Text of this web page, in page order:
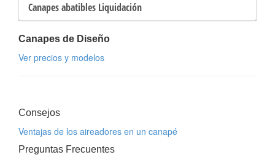
Canapes abatibles Liquidación
Canapes de Diseño
Ver precios y modelos
Consejos
Ventajas de los aireadores en un canapé
Preguntas Frecuentes